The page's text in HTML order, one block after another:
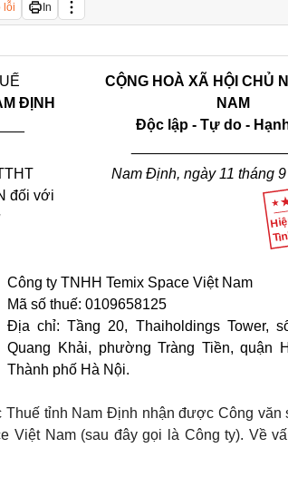
lỗi In
Ế
ĐỊNH
CỘNG HOÀ XÃ HỘI CHỦ
NAM
Độc lập - Tự do -
HT
đối với
Nam Định, ngày 11 tháng 9
Công ty TNHH Temix Space Việt Nam
Mã số thuế: 0109658125
Địa chỉ: Tầng 20, Thaiholdings Tower,
Quang Khải, phường Tràng Tiền, quận
Thành phố Hà Nội.
Thuế tỉnh Nam Định nhận được Công văn
Việt Nam (sau đây gọi là Công ty). Về